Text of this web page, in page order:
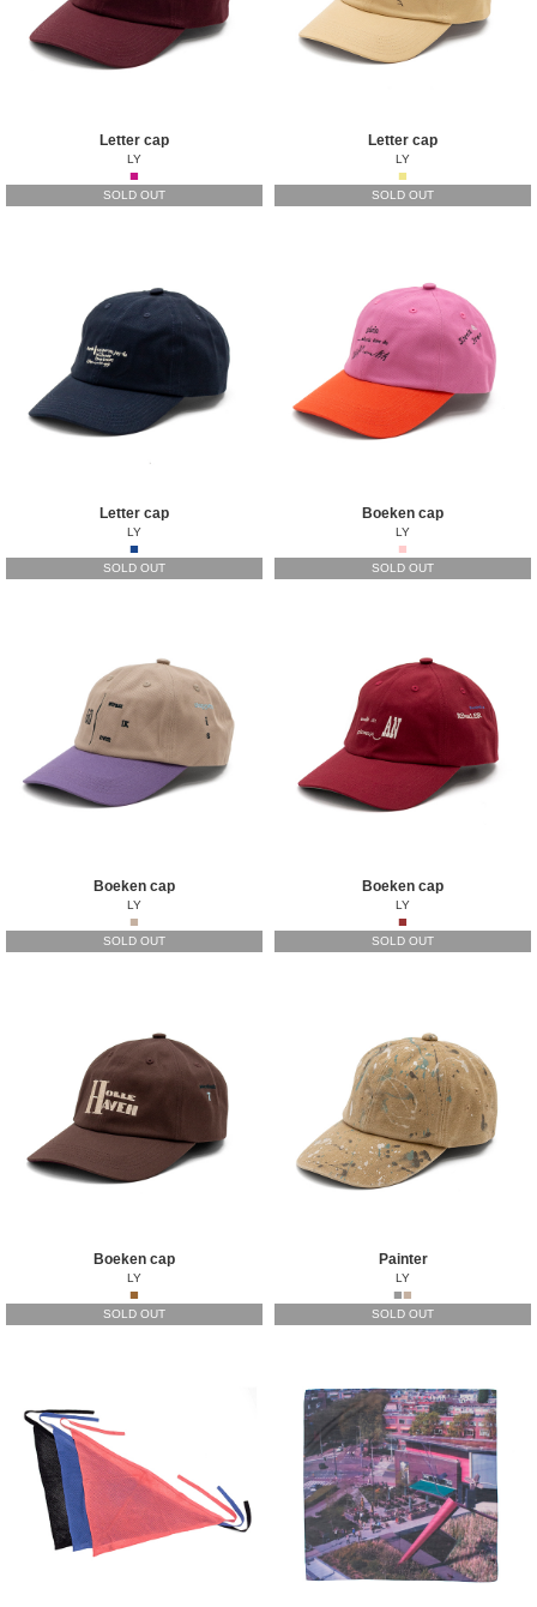
Letter cap
LY
■
SOLD OUT
Letter cap
LY
■
SOLD OUT
Letter cap
LY
■
SOLD OUT
Boeken cap
LY
■
SOLD OUT
Boeken cap
LY
■
SOLD OUT
Boeken cap
LY
■
SOLD OUT
Boeken cap
LY
■
SOLD OUT
Painter
LY
■■
SOLD OUT